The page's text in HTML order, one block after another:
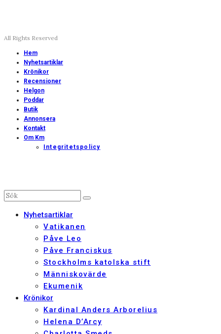
All Rights Reserved
Hem
Nyhetsartiklar
Krönikor
Recensioner
Helgon
Poddar
Butik
Annonsera
Kontakt
Om Km
Integritetspolicy
Nyhetsartiklar
Vatikanen
Påve Leo
Påve Franciskus
Stockholms katolska stift
Människovärde
Ekumenik
Krönikor
Kardinal Anders Arborelius
Helena D’Arcy